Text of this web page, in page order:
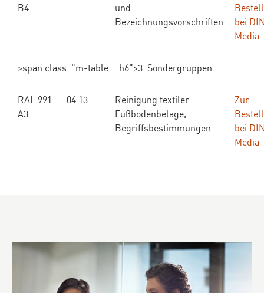
B4
und
Bezeichnungsvorschriften
bei
Media
>span class="m-table__h6">3. Sondergruppen
RAL 991
A3
04.13
Reinigung textiler
Fußbodenbeläge,
Begriffsbestimmungen
Zur
bei
Media